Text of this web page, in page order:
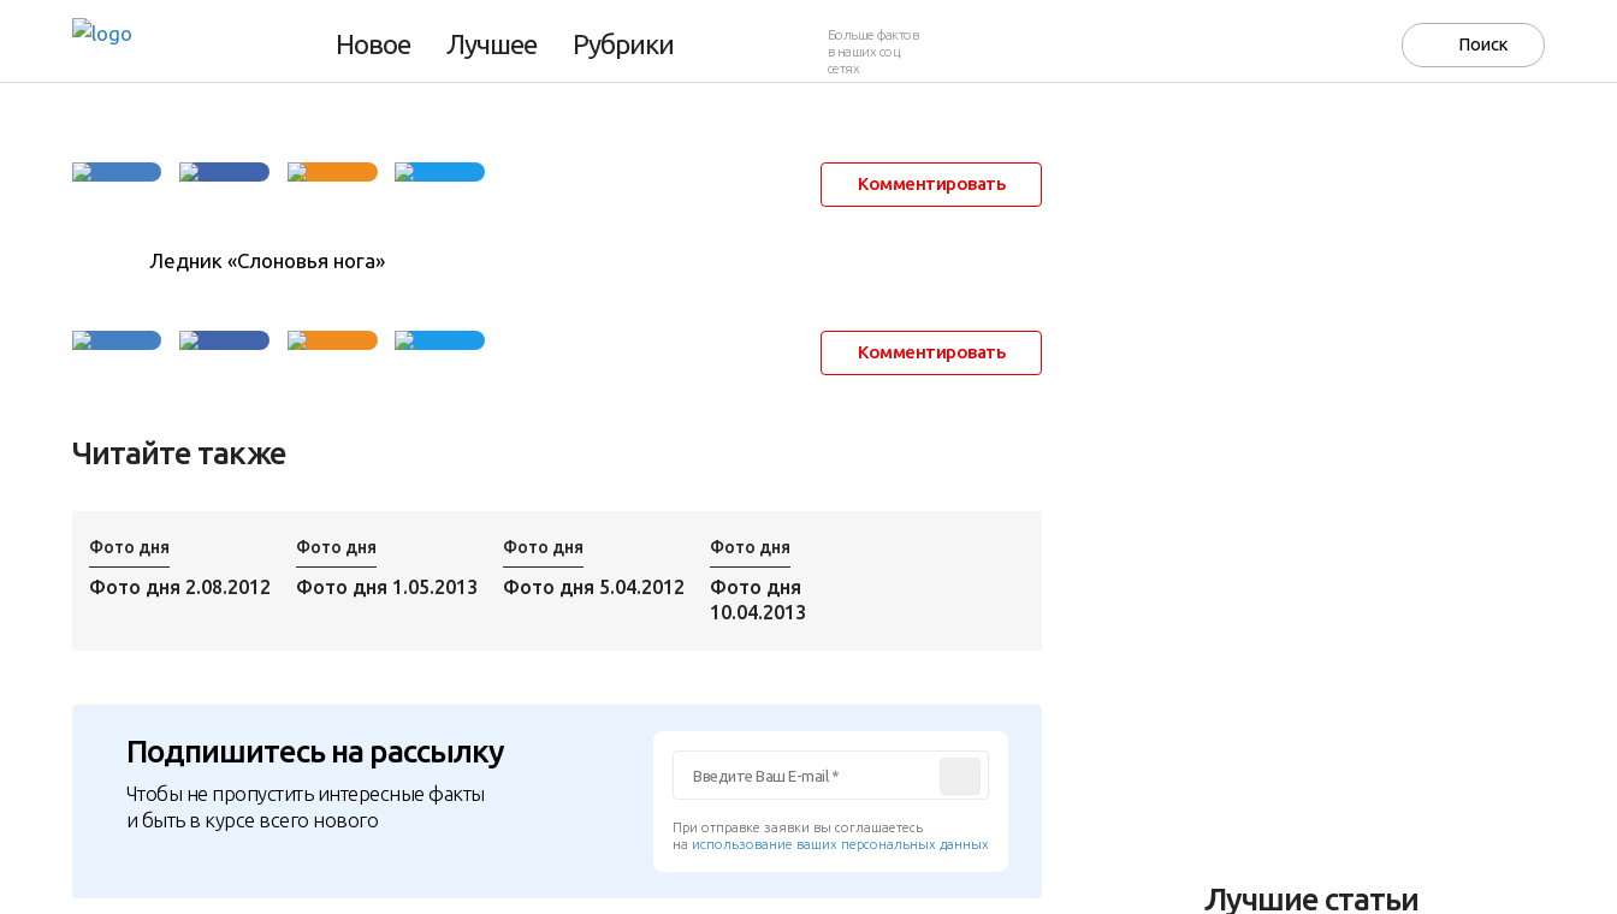
Новое Лучшее Рубрики
Больше фактов
в наших соц.
сетях
Комментировать
Ледник «Слоновья нога»
Комментировать
Читайте также
Фото дня
Фото дня 2.08.2012
Фото дня
Фото дня 1.05.2013
Фото дня
Фото дня 5.04.2012
Фото дня
Фото дня
10.04.2013
Подпишитесь на рассылку
Чтобы не пропустить интересные факты
и быть в курсе всего нового
При отправке заявки вы соглашаетесь
на использование ваших персональных данных
Лучшие статьи